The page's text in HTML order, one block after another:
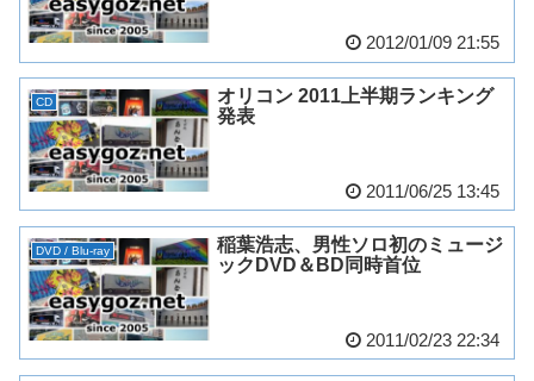
2012/01/09 21:55
CD
オリコン 2011上半期ランキング
発表
2011/06/25 13:45
DVD / Blu-ray
稲葉浩志、男性ソロ初のミュージ
ックDVD＆BD同時首位
2011/02/23 22:34